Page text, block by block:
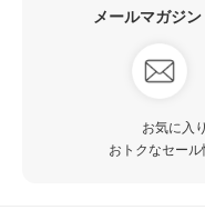
メールマガジ
お気に入
おトクなセー